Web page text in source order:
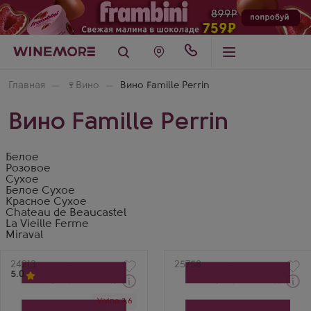
Главная 🍷 Вино Вино Famille Perrin
Вино Famille Perrin
Белое
Розовое
Сухое
Белое Сухое
Красное Сухое
Chateau de Beaucastel
La Vieille Ferme
Miraval
Артикул
24213
5.0
Vivino 3.6
Артикул
25758